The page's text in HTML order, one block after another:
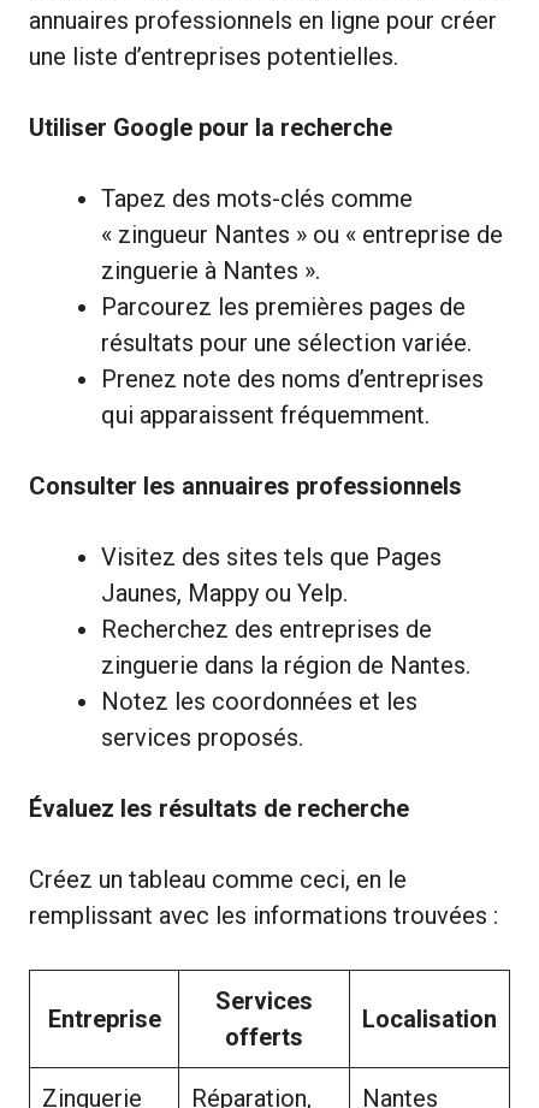
annuaires professionnels en ligne pour créer
une liste d’entreprises potentielles.
Utiliser Google pour la recherche
Tapez des mots-clés comme
« zingueur Nantes » ou « entreprise de
zinguerie à Nantes ».
Parcourez les premières pages de
résultats pour une sélection variée.
Prenez note des noms d’entreprises
qui apparaissent fréquemment.
Consulter les annuaires professionnels
Visitez des sites tels que Pages
Jaunes, Mappy ou Yelp.
Recherchez des entreprises de
zinguerie dans la région de Nantes.
Notez les coordonnées et les
services proposés.
Évaluez les résultats de recherche
Créez un tableau comme ceci, en le
remplissant avec les informations trouvées :
Entreprise
Services
offerts
Localisation
Zinguerie Réparation, Nantes